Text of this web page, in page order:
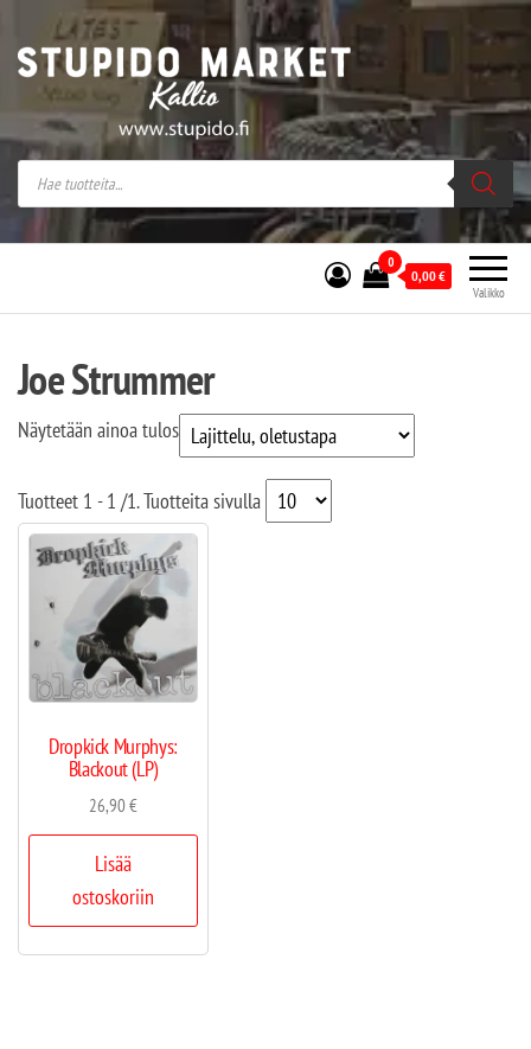
Stupido Market – verkossa ja kivijalassa
Stupido Market on vaihtoehtomusaan
erikoistunut verkko- sekä
kivijalkakauppa Helsingissä Kallion
sydämessä.
Valikko
0
0,00€
Joe Strummer
Näytetään ainoa tulos
Tuotteet 1 - 1 /1. Tuotteita sivulla
Dropkick Murphys:
Blackout (LP)
26,90€
Lisää
ostoskoriin